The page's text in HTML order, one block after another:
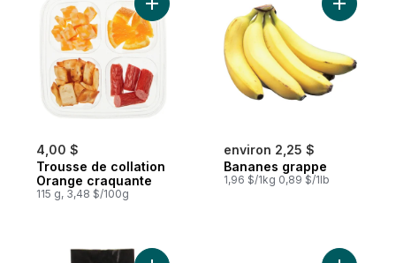
4,00 $
Trousse de collation
Orange craquante
115 g, 3,48 $/100g
Ajouter Trousse de collation Orange
environ 2,25 $
Bananes grappe
1,96 $/1kg 0,89 $/1lb
Ajouter